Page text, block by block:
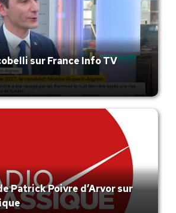
sur France Info TV
Patrick Poivre d’Arvor sur